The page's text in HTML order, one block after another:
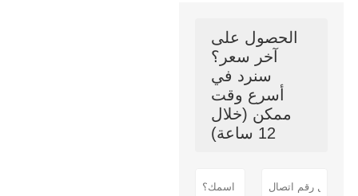
الحصول على
آخر سعر؟
سنرد في
أسرع وقت
ممكن (خلال
12 ساعة)